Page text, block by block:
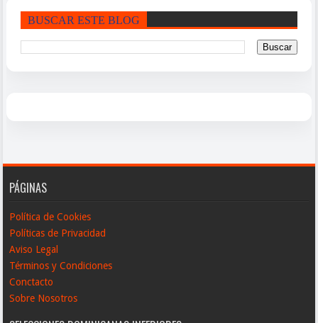
BUSCAR ESTE BLOG
PÁGINAS
Política de Cookies
Políticas de Privacidad
Aviso Legal
Términos y Condiciones
Conctacto
Sobre Nosotros